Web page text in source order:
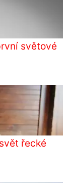
světové
řecké